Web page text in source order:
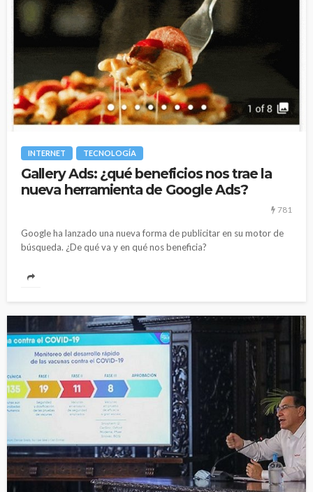
INTERNET TECNOLOGÍA
Gallery Ads: ¿qué beneficios nos trae la
nueva herramienta de Google Ads?
781
Google ha lanzado una nueva forma de publicitar en su motor de
búsqueda. ¿De qué va y en qué nos beneficia?